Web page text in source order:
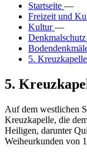
Startseite —
Freizeit und
Kultur—
Denkmalschutz
5. Kreuzkapelle
5.
Auf dem westlichen
Kreuzkapelle, die
Heiligen, darunter
Weiheurkunden von